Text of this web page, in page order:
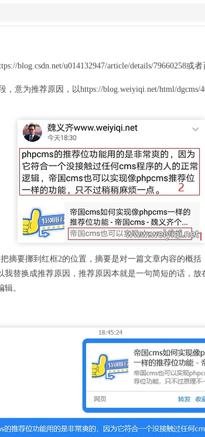
blog.csdn.net/u014132947/article/details/79660258或者
，意为推荐原因，以https://blog.weiyiqi.net/html/dgcms/
摘要挪到红框2的位置，摘要是对一篇文章内容的概
我替换成推荐原因，推荐原因本就是一句简短的话，
。